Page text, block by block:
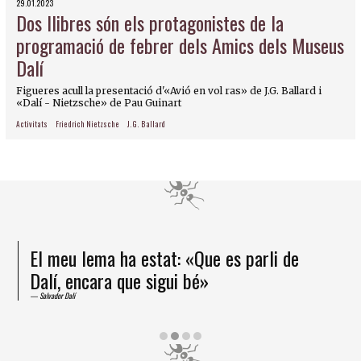
29.01.2023
Dos llibres són els protagonistes de la
programació de febrer dels Amics dels Museus
Dalí
Figueres acull la presentació d'«Avió en vol ras» de J.G. Ballard i
«Dalí - Nietzsche» de Pau Guinart
Activitats Friedrich Nietzsche J.G. Ballard
El meu lema ha estat: «Que es parli de
Dalí, encara que sigui bé»
Salvador Dalí